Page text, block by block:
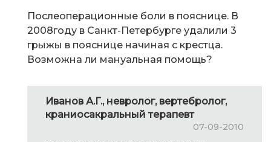
Послеоперационные боли в пояснице. В
2008году в Санкт-Петербурге удалили 3
грыжы в пояснице начиная с крестца.
Возможна ли мануальная помощь?
Иванов А.Г., невролог, вертебролог,
краниосакральный терапевт
07-09-2010